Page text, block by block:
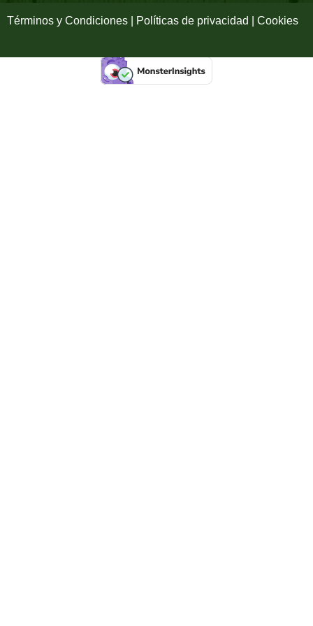
Términos y Condiciones | Políticas de privacidad | Cookies